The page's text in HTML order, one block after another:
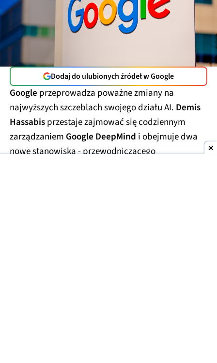
Dodaj do ulubionych źródeł w Google
Google przeprowadza poważne zmiany na
najwyższych szczeblach swojego działu AI. Demis
Hassabisprzestaje zajmować się codziennym
zarządzaniem Google DeepMind i obejmuje dwa
nowe stanowiska - przewodniczącego